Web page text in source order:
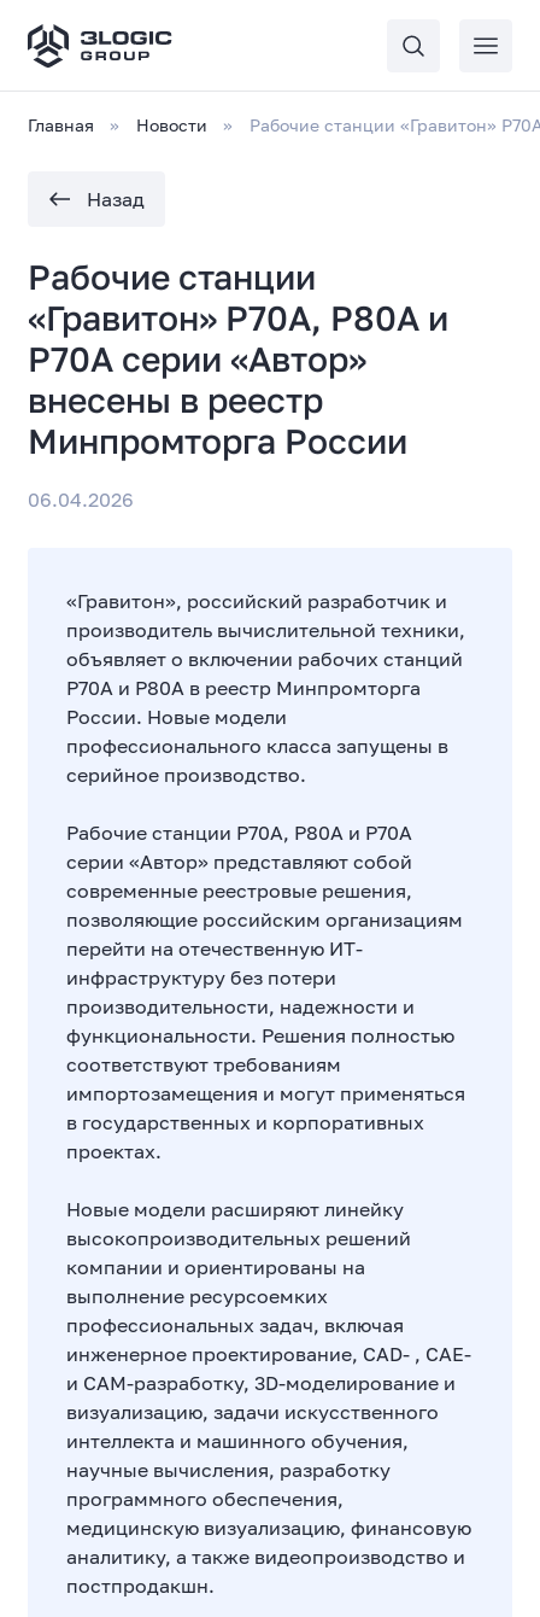
Главная Новости Рабочие станции «Гравитон»
Назад
Рабочие станции
«Гравитон» Р70А, Р80А и
Р70А серии «Автор»
внесены в реестр
Минпромторга России
06.04.2026
«Гравитон», российский разработчик и
производитель вычислительной техники,
объявляет о включении рабочих станций
Р70А и Р80А в реестр Минпромторга
России. Новые модели
профессионального класса запущены в
серийное производство.
Рабочие станции Р70А, Р80А и Р70А
серии «Автор» представляют собой
современные реестровые решения,
позволяющие российским организациям
перейти на отечественную ИТ-
инфраструктуру без потери
производительности, надежности и
функциональности. Решения полностью
соответствуют требованиям
импортозамещения и могут применяться
в государственных и корпоративных
проектах.
Новые модели расширяют линейку
высокопроизводительных решений
компании и ориентированы на
выполнение ресурсоемких
профессиональных задач, включая
инженерное проектирование, CAD- , CAE-
и CAM-разработку, 3D-моделирование и
визуализацию, задачи искусственного
интеллекта и машинного обучения,
научные вычисления, разработку
программного обеспечения,
медицинскую визуализацию, финансовую
аналитику, а также видеопроизводство и
постпродакшн.